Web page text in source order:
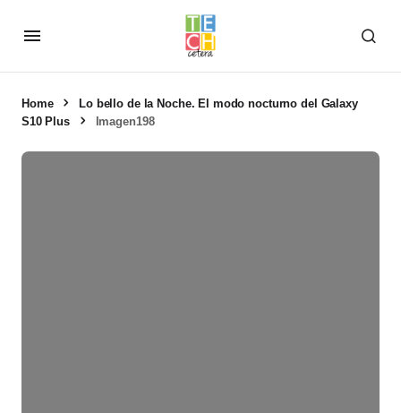
Home
Lo bello de la Noche. El modo nocturno del Galaxy
S10 Plus
Imagen198